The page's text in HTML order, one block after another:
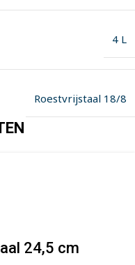
4 L
Roestvrijstaal 18/8
24,5 cm